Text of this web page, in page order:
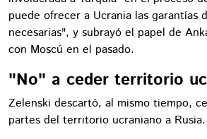
puede ofrecer a Ucrania las garantías
necesarias", y subrayó el papel de
con Moscú en el pasado.
"No" a ceder territorio
Zelenski descartó, al mismo tiempo,
partes del territorio ucraniano a Rusia.